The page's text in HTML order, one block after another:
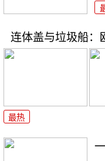
连体盖与垃圾船：
最热